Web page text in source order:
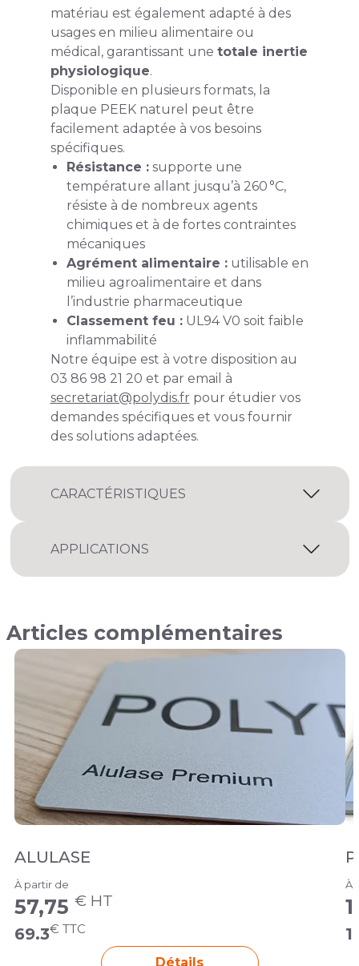
matériau est également adapté à des
usages en milieu alimentaire ou
médical, garantissant une totale inertie
physiologique.
Disponible en plusieurs formats, la
plaque PEEK naturel peut être
facilement adaptée à vos besoins
spécifiques.
Résistance :supporte une
température allant jusqu’à 260 °C,
résiste à de nombreux agents
chimiques et à de fortes contraintes
mécaniques
Agrément alimentaire :utilisable en
milieu agroalimentaire et dans
l’industrie pharmaceutique
Classement feu :UL94 V0 soit faible
inflammabilité
Notre équipe est à votre disposition au
03 86 98 21 20 et par email à
secretariat@polydis.fr pour étudier vos
demandes spécifiques et vous fournir
des solutions adaptées.
CARACTÉRISTIQUES
APPLICATIONS
Articles complémentaires
ALULASE
À partir de
57,75 € HT
69.3€ TTC
Détails
À